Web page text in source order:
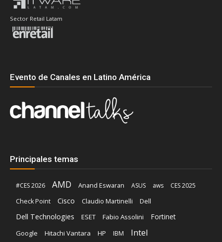
Sector Retail Latam
Evento de Canales en Latino América
Principales temas
#CES 2026 AMD Anand Eswaran ASUS aws
CES 2025
Check Point
Cisco Claudio Martinelli Dell
Dell Technologies ESET Fabio Assolini Fortinet
Google Hitachi Vantara HP IBM Intel